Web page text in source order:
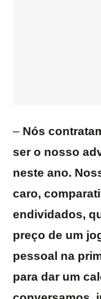
– Nós
ser o nosso
neste ano.
caro,
endividados,
preço de um
pessoal na
para dar um